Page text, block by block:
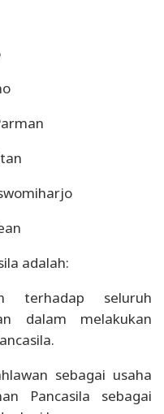
adalah:
terhadap seluruh
dalam melakukan
sebagai usaha
Pancasila sebagai